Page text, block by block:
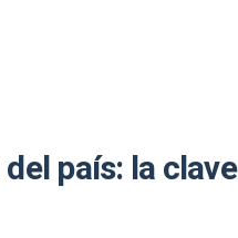
país: la clave